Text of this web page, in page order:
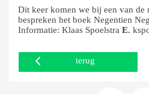
Dit keer komen we bij een van de
bespreken het boek Negentien
Informatie: Klaas Spoelstra E.
terug